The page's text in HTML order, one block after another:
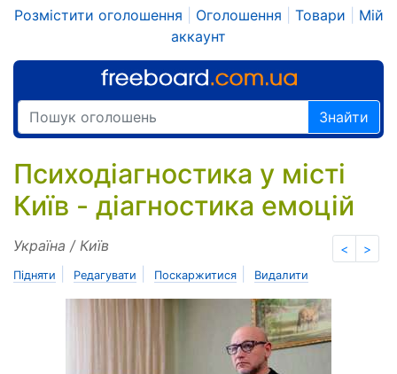
Розмістити оголошення Оголошення Товари
Мій
аккаунт
Знайти
Психодіагностика у місті
Київ - діагностика емоцій
< >
Україна / Київ
Підняти Редагувати Поскаржитися Видалити